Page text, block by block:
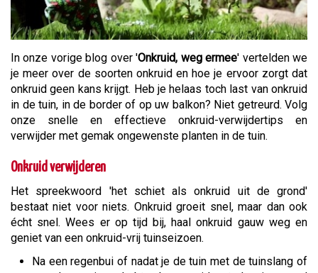
In onze vorige blog over 'Onkruid, weg ermee' vertelden we
je meer over de soorten onkruid en hoe je ervoor zorgt dat
onkruid geen kans krijgt. Heb je helaas toch last van onkruid
in de tuin, in de border of op uw balkon? Niet getreurd. Volg
onze snelle en effectieve onkruid-verwijdertips en
verwijder met gemak ongewenste planten in de tuin.
Onkruid verwijderen
Het spreekwoord 'het schiet als onkruid uit de grond'
bestaat niet voor niets. Onkruid groeit snel, maar dan ook
écht snel. Wees er op tijd bij, haal onkruid gauw weg en
geniet van een onkruid-vrij tuinseizoen.
Na een regenbui of nadat je de tuin met de tuinslang of